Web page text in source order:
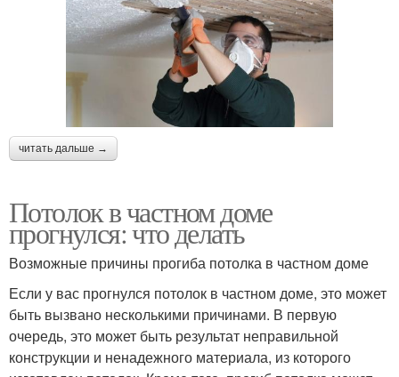
читать дальше →
Потолок в частном доме
прогнулся: что делать
Возможные причины прогиба потолка в частном доме
Если у вас прогнулся потолок в частном доме, это может
быть вызвано несколькими причинами. В первую
очередь, это может быть результат неправильной
конструкции и ненадежного материала, из которого